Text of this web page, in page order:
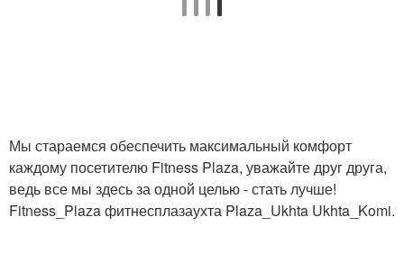
Мы стараемся обеспечить максимальный комфорт
каждому посетителю Fitness Plaza, уважайте друг друга,
ведь все мы здесь за одной целью - стать лучше!
Fitness_Plaza фитнесплазаухта Plaza_Ukhta Ukhta_Komi.